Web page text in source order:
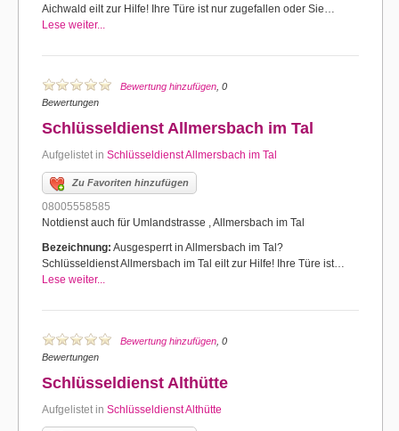
Aichwald eilt zur Hilfe! Ihre Türe ist nur zugefallen oder Sie…
Lese weiter...
Bewertung hinzufügen , 0
Bewertungen
Schlüsseldienst Allmersbach im Tal
Aufgelistet in Schlüsseldienst Allmersbach im Tal
Zu Favoriten hinzufügen
08005558585
Notdienst auch für Umlandstrasse , Allmersbach im Tal
Bezeichnung: Ausgesperrt in Allmersbach im Tal?
Schlüsseldienst Allmersbach im Tal eilt zur Hilfe! Ihre Türe ist…
Lese weiter...
Bewertung hinzufügen , 0
Bewertungen
Schlüsseldienst Althütte
Aufgelistet in Schlüsseldienst Althütte